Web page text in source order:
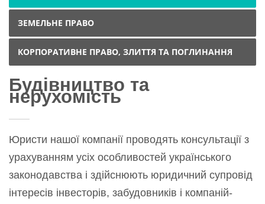
ЗЕМЕЛЬНЕ ПРАВО
КОРПОРАТИВНЕ ПРАВО, ЗЛИТТЯ ТА ПОГЛИНАННЯ
Будівництво та
нерухомість
Юристи нашої компанії проводять консультації з
урахуванням усіх особливостей українського
законодавства і здійснюють юридичний супровід
інтересів інвесторів, забудовників і компаній-